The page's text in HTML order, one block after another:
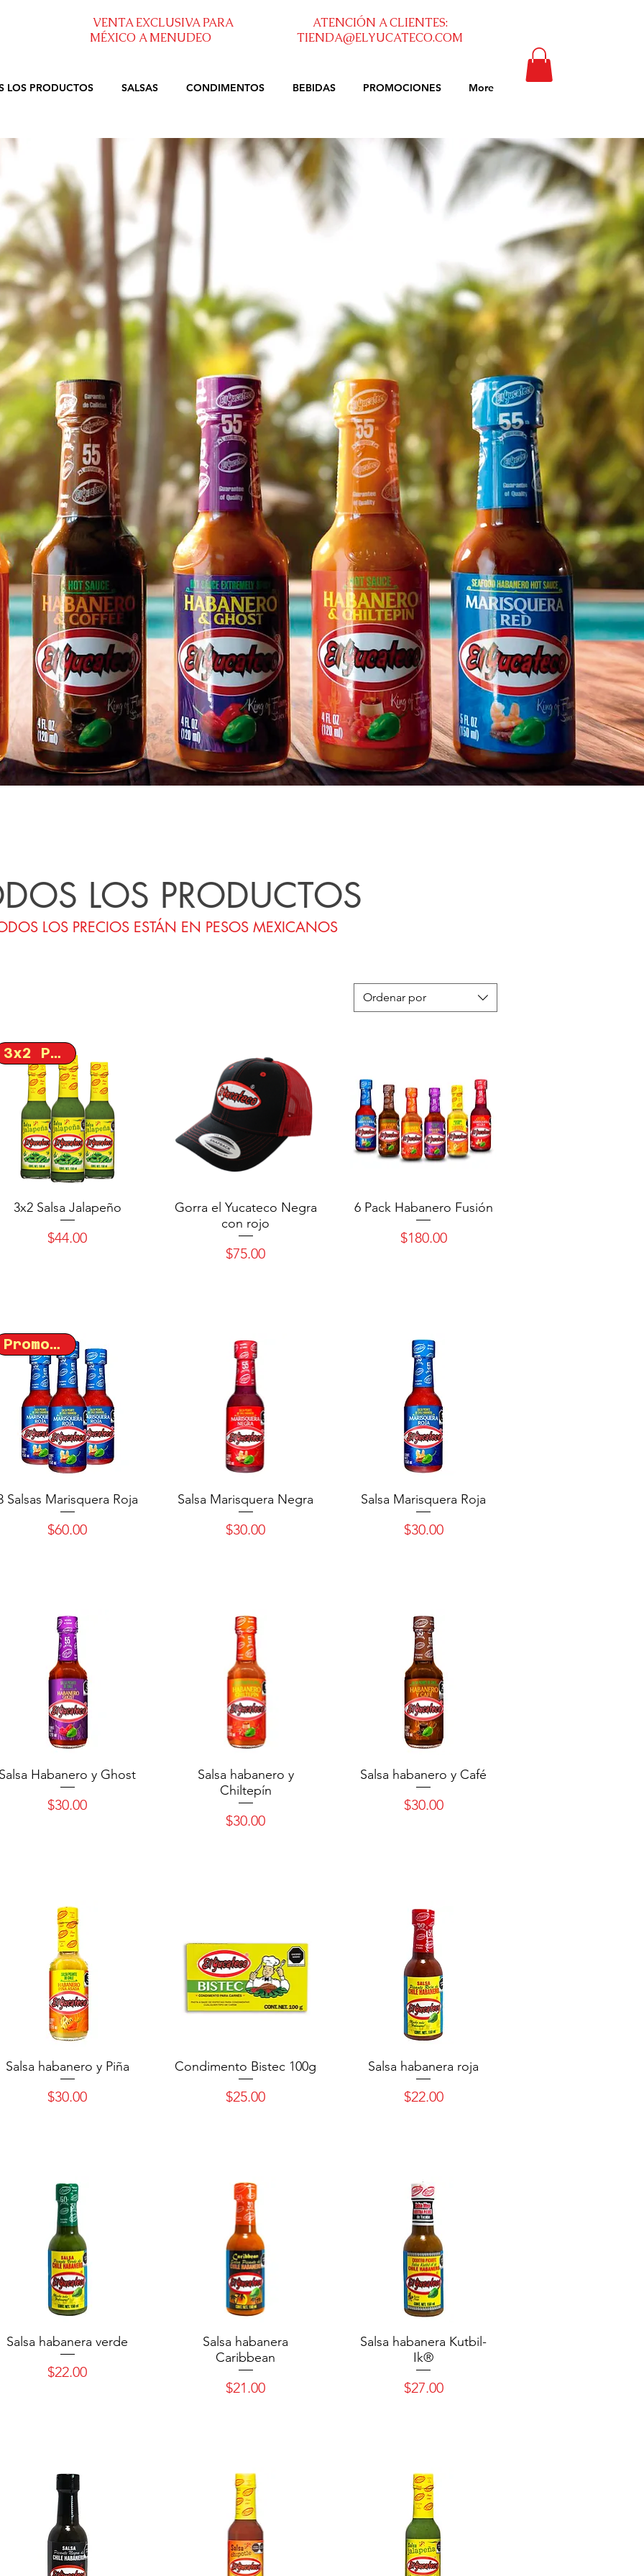
VENTA EXCLUSIVA PARA
MÉXICO A MENUDEO
ATENCIÓN A CLIENTES:
TIENDA@ELYUCATECO.COM
LOS PRODUCTOS SALSAS CONDIMENTOS BEBIDAS PROMOCIONES More
LOS PRODUCTOS
LOS PRECIOS ESTÁN EN PESOS MEXICANOS
Ordenar por
3x2 Promo
3x2 Salsa Jalapeño
Precio
$44.00
Gorra el Yucateco Negra
con rojo
Precio
$75.00
6 Pack Habanero Fusión
Precio
$180.00
Promo 3x2
Salsas Marisquera Roja
Precio
$60.00
Salsa Marisquera Negra
Precio
$30.00
Salsa Marisquera Roja
Precio
$30.00
Habanero y Ghost
Precio
$30.00
Salsa habanero y
Chiltepín
Precio
$30.00
Salsa habanero y Café
Precio
$30.00
Salsa habanero y Piña
Precio
$30.00
Condimento Bistec 100g
Precio
$25.00
Salsa habanera roja
Precio
$22.00
Salsa habanera verde
Precio
$22.00
Salsa habanera
Caribbean
Precio
$21.00
Salsa habanera Kutbil-
Ik®
Precio
$27.00